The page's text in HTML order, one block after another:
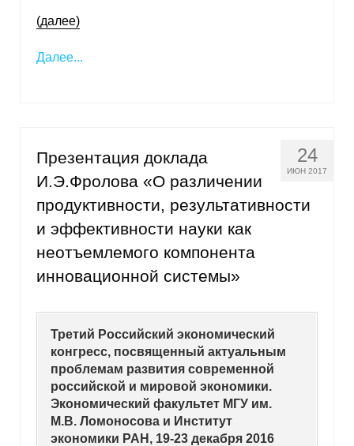
(далее)
Далее...
24
ИЮН 2017
Презентация доклада
И.Э.Фролова «О различении
продуктивности, результативности
и эффективности науки как
неотъемлемого компонента
инновационной системы»
Третий Российский экономический
конгресс, посвященный актуальным
проблемам развития современной
российской и мировой экономики.
Экономический факультет МГУ им.
М.В. Ломоносова и Институт
экономики РАН, 19-23 декабря 2016